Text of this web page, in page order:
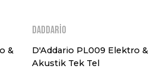
&
Daddario
D'Addario PL009 Elektro &
Akustik Tek Tel